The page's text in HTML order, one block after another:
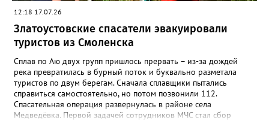
12:18 17.07.26
Златоустовские спасатели эвакуировали
туристов из Смоленска
Сплав по Аю двух групп пришлось прервать – из-за дождей
река превратилась в бурный поток и буквально разметала
туристов по двум берегам. Сначала сплавщики пытались
справиться самостоятельно, но потом позвонили 112.
Спасательная операция развернулась в районе села
Медведёвка. Первой задачей сотрудников МЧС стал сбор